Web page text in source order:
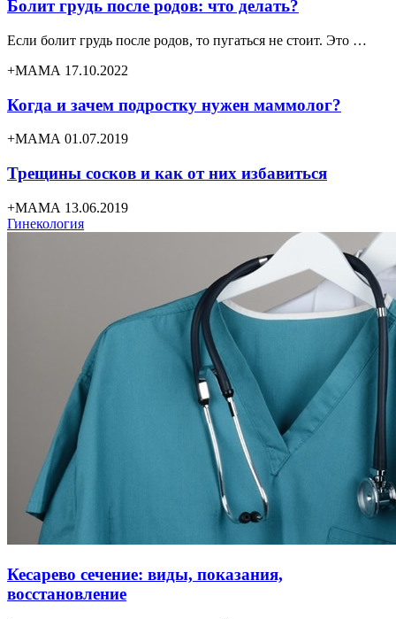
Болит грудь после родов: что делать?
Если болит грудь после родов, то пугаться не стоит. Это …
+МАМА 17.10.2022
Когда и зачем подростку нужен маммолог?
+МАМА 01.07.2019
Трещины сосков и как от них избавиться
+МАМА 13.06.2019
Гинекология
Кесарево сечение: виды, показания,
восстановление